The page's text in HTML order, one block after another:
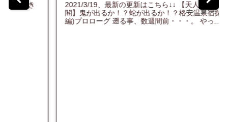
2021/3/19、最新の更新はこちら↓↓ 【天人峡温泉 天人
閣】鬼が出るか！？蛇が出るか！？格安温泉宿探訪記(前
編)プロローグ 遡る事、数週間前・・・。 やっ...